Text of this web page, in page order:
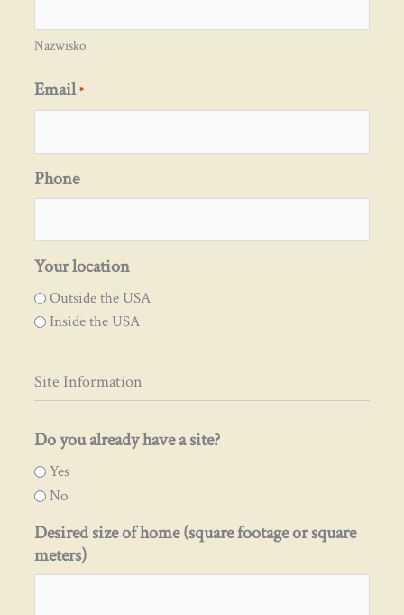
Nazwisko
Email*
Phone
Your location
Outside the USA
Inside the USA
Site Information
Do you already have a site?
Yes
No
Desired size of home (square footage or square
meters)